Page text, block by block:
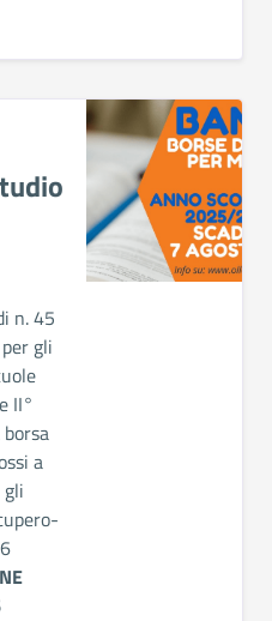
n. 45
gli
II°
a